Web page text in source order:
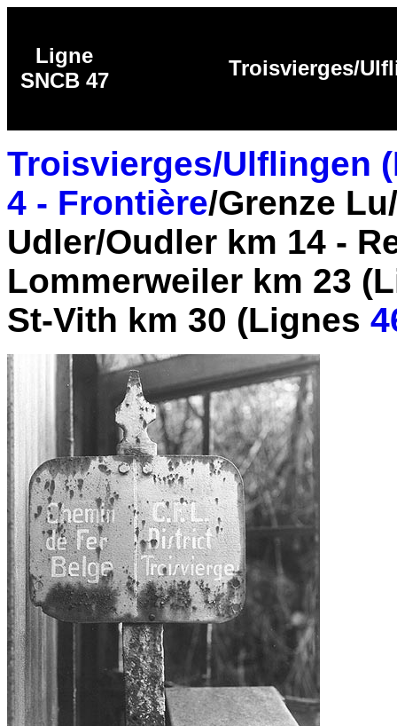
Ligne
SNCB 47
Troisvierges/
Troisvierges/Ulflingen
4 - Frontière/Grenze
Udler/Oudler km 14 -
Lommerweiler km 23
St-Vith km 30 (Lignes